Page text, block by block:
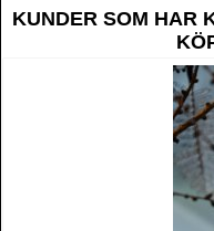
KUNDER SOM HAR